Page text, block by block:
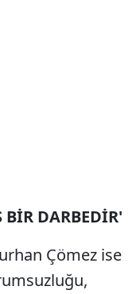
BİR DARBEDİR'
Çömez ise